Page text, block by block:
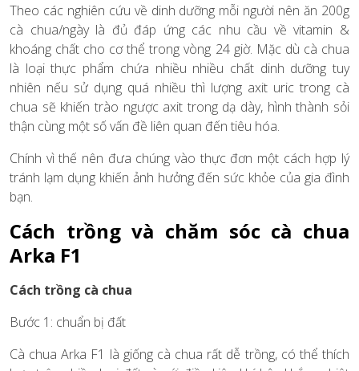
Theo các nghiên cứu về dinh dưỡng mỗi người nên ăn 200g
cà chua/ngày là đủ đáp ứng các nhu cầu về vitamin &
khoáng chất cho cơ thể trong vòng 24 giờ. Mặc dù cà chua
là loại thực phẩm chứa nhiều nhiều chất dinh dưỡng tuy
nhiên nếu sử dụng quá nhiều thì lượng axit uric trong cà
chua sẽ khiến trào ngược axit trong dạ dày, hình thành sỏi
thận cùng một số vấn đề liên quan đến tiêu hóa.
Chính vì thế nên đưa chúng vào thực đơn một cách hợp lý
tránh lạm dụng khiến ảnh hưởng đến sức khỏe của gia đình
bạn.
Cách trồng và chăm sóc cà chua
Arka F1
Cách trồng cà chua
Bước 1: chuẩn bị đất
Cà chua Arka F1 là giống cà chua rất dễ trồng, có thể thích